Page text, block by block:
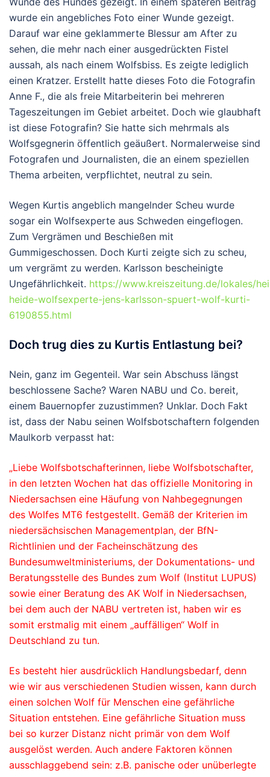
wurde ein angebliches Foto einer Wunde gezeigt.
Darauf war eine geklammerte Blessur am After zu
sehen, die mehr nach einer ausgedrückten Fistel
aussah, als nach einem Wolfsbiss. Es zeigte lediglich
einen Kratzer. Erstellt hatte dieses Foto die Fotografin
Anne F., die als freie Mitarbeiterin bei mehreren
Tageszeitungen im Gebiet arbeitet. Doch wie glaubhaft
ist diese Fotografin? Sie hatte sich mehrmals als
Wolfsgegnerin öffentlich geäußert. Normalerweise sind
Fotografen und Journalisten, die an einem speziellen
Thema arbeiten, verpflichtet, neutral zu sein.
Wegen Kurtis angeblich mangelnder Scheu wurde
sogar ein Wolfsexperte aus Schweden eingeflogen.
Zum Vergrämen und Beschießen mit
Gummigeschossen. Doch Kurti zeigte sich zu scheu,
um vergrämt zu werden. Karlsson bescheinigte
Ungefährlichkeit. https://www.kreiszeitung.de/lokales/
heide-wolfsexperte-jens-karlsson-spuert-wolf-kurti-
6190855.html
Doch trug dies zu Kurtis Entlastung bei?
Nein, ganz im Gegenteil. War sein Abschuss längst
beschlossene Sache? Waren NABU und Co. bereit,
einem Bauernopfer zuzustimmen? Unklar. Doch Fakt
ist, dass der Nabu seinen Wolfsbotschaftern folgenden
Maulkorb verpasst hat:
„Liebe Wolfsbotschafterinnen, liebe Wolfsbotschafter,
in den letzten Wochen hat das offizielle Monitoring in
Niedersachsen eine Häufung von Nahbegegnungen
des Wolfes MT6 festgestellt. Gemäß der Kriterien im
niedersächsischen Managementplan, der BfN-
Richtlinien und der Facheinschätzung des
Bundesumweltministeriums, der Dokumentations- und
Beratungsstelle des Bundes zum Wolf (Institut LUPUS)
sowie einer Beratung des AK Wolf in Niedersachsen,
bei dem auch der NABU vertreten ist, haben wir es
somit erstmalig mit einem „auffälligen“ Wolf in
Deutschland zu tun.
Es besteht hier ausdrücklich Handlungsbedarf, denn
wie wir aus verschiedenen Studien wissen, kann durch
einen solchen Wolf für Menschen eine gefährliche
Situation entstehen. Eine gefährliche Situation muss
bei so kurzer Distanz nicht primär von dem Wolf
ausgelöst werden. Auch andere Faktoren können
ausschlaggebend sein: z.B. panische oder unüberlegte